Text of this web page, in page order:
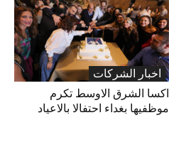
اخبار الشركات
اكسا الشرق الاوسط تكرم
موظفيها بغداء احتفالا بالاعياد